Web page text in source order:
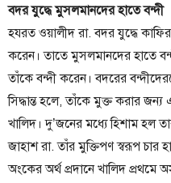
বদর যুদ্ধে মুসলমানদের হাতে বন্দী
হযরত ওয়ালীদ রা. বদর যুদ্ধে
করেন। তাতে মুসলমানদের হাতে
তাঁকে বন্দী করেন। বদরের
সিদ্ধান্ত হলে, তাঁকে মুক্ত করার
খালিদ। দু’জনের মধ্যে হিশাম হল
জাহাশ রা. তাঁর মুক্তিপণ স্বরূপ চার
অংকের অর্থ প্রদানে খালিদ প্রথমে